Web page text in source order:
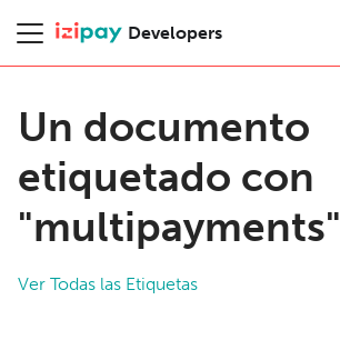
Developers
Un documento
etiquetado con
"multipayments"
Ver Todas las Etiquetas